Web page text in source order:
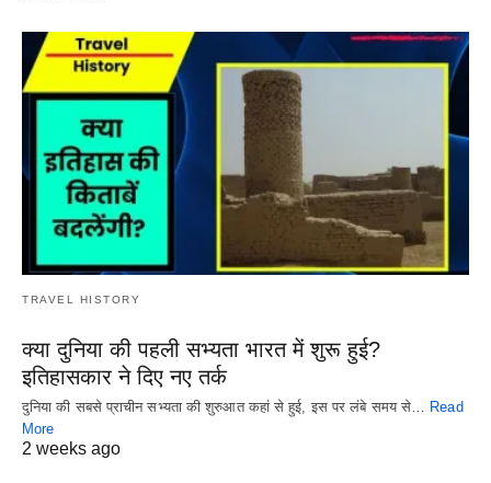
TRAVEL HISTORY
क्या दुनिया की पहली सभ्यता भारत में शुरू हुई?
इतिहासकार ने दिए नए तर्क
दुनिया की सबसे प्राचीन सभ्यता की शुरुआत कहां से हुई, इस पर लंबे समय से… Read
More
2 weeks ago